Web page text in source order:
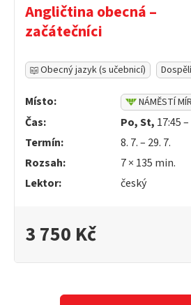
Angličtina obecná –
začátečníci
Obecný jazyk (s učebnicí) Dospělí
Místo: NÁMĚSTÍ
Čas: Po, St, 17:45
Termín:
8. 7. – 29. 7.
Rozsah:
7 × 135 min.
Lektor:
český
3 750 Kč